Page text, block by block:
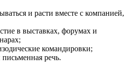
и расти вместе с компанией,
в выставках, форумах и
командировки;
речь.